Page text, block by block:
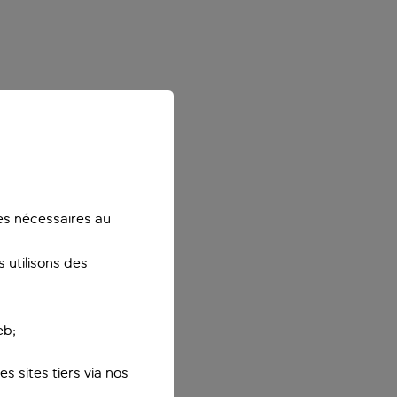
nécessaires au
utilisons des
sites tiers via nos